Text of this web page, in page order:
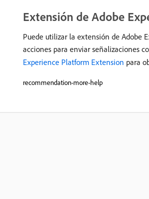
Extensión de Adobe
Puede utilizar la extensión de Adobe
acciones para enviar señalizaciones
Experience Platform Extension para
recommendation-more-help